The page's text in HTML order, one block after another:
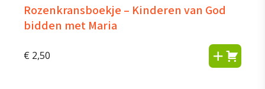
Rozenkransboekje – Kinderen van God
bidden met Maria
€ 2,50